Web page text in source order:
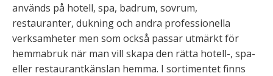
används på hotell, spa, badrum, sovrum,
restauranter, dukning och andra professionella
verksamheter men som också passar utmärkt för
hemmabruk när man vill skapa den rätta hotell-, spa-
eller restaurantkänslan hemma. I sortimentet finns